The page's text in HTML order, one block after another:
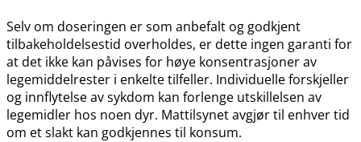
Selv om doseringen er som anbefalt og godkjent
tilbakeholdelsestid overholdes, er dette ingen garanti for
at det ikke kan påvises for høye konsentrasjoner av
legemiddelrester i enkelte tilfeller. Individuelle forskjeller
og innflytelse av sykdom kan forlenge utskillelsen av
legemidler hos noen dyr. Mattilsynet avgjør til enhver tid
om et slakt kan godkjennes til konsum.